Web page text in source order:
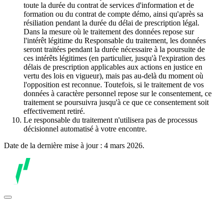
toute la durée du contrat de services d'information et de
formation ou du contrat de compte démo, ainsi qu'après sa
résiliation pendant la durée du délai de prescription légal.
Dans la mesure où le traitement des données repose sur
l'intérêt légitime du Responsable du traitement, les données
seront traitées pendant la durée nécessaire à la poursuite de
ces intérêts légitimes (en particulier, jusqu'à l'expiration des
délais de prescription applicables aux actions en justice en
vertu des lois en vigueur), mais pas au-delà du moment où
l'opposition est reconnue. Toutefois, si le traitement de vos
données à caractère personnel repose sur le consentement, ce
traitement se poursuivra jusqu'à ce que ce consentement soit
effectivement retiré.
Le responsable du traitement n'utilisera pas de processus
décisionnel automatisé à votre encontre.
Date de la dernière mise à jour : 4 mars 2026.